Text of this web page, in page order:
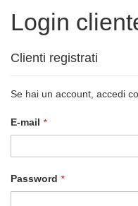
Login
Clienti registrati
Se hai un account, accedi
E-mail
Password